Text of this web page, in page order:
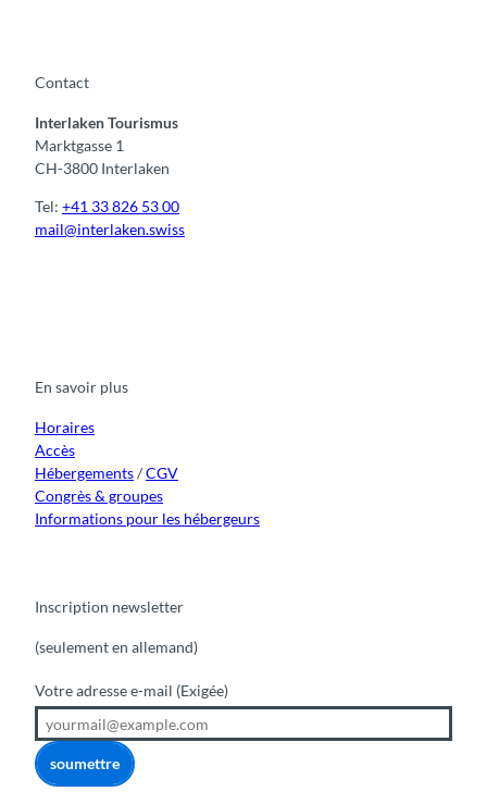
Contact
Interlaken Tourismus
Marktgasse 1
CH-3800 Interlaken
Tel: +41 33 826 53 00
mail@interlaken.swiss
o
e
r
En savoir plus
Horaires
Accès
Hébergements/CGV
Congrès & groupes
Informations pour les hébergeurs
Inscription newsletter
(seulement en allemand)
Votre adresse e-mail (Exigée)
soumettre